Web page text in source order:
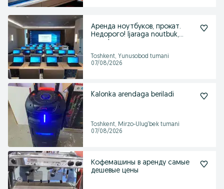
Аренда ноутбуков, прокат.
Недорого! Ijaraga noutbuk,
Toshkent, Yunusobod tumani
07/08/2026
Kalonka arendaga beriladi
Toshkent, Mirzo-Ulug‘bek tumani
07/08/2026
Кофемашины в аренду самые
дешевые цены